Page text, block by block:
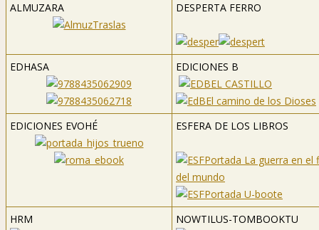
ALMUZARA
DESPERTA FERRO
EDHASA EDICIONES B
EDICIONES EVOHÉ ESFERA DE LOS LIBROS
HRM NOWTILUS-TOMBOOKTU